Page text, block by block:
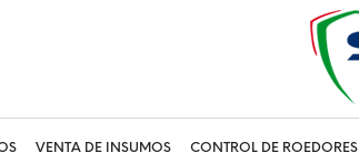
VENTA DE INSUMOS CONTROL DE ROEDORES